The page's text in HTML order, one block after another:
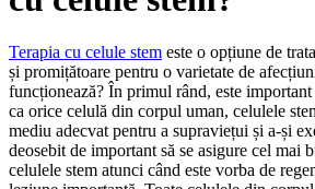
Terapia cu celule stem este o opțiune de
și promițătoare pentru o varietate de
funcționează? În primul rând, este
ca orice celulă din corpul uman, celulele
mediu adecvat pentru a supraviețui și a-și
deosebit de important să se asigure cel mai
celulele stem atunci când este vorba de